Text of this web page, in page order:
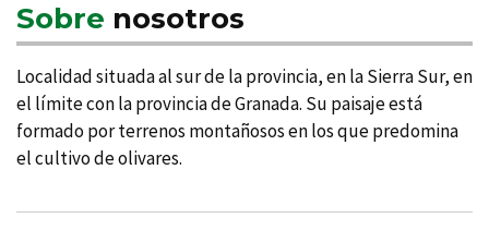
Sobre nosotros
Localidad situada al sur de la provincia, en la Sierra Sur, en
el lí­mite con la provincia de Granada. Su paisaje está
formado por terrenos montañosos en los que predomina
el cultivo de olivares.